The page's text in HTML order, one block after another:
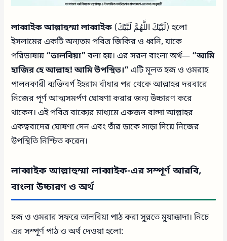
লাব্বাইক আল্লাহুম্মা লাব্বাইক (لَبَّيْكَ اللَّهُمَّ لَبَّيْكَ) হলো
ইসলামের একটি অন্যতম পবিত্র জিকির ও ধ্বনি, যাকে
পরিভাষায়“তালবিয়া”বলা হয়। এর সরল বাংলা অর্থ— “আমি
হাজির হে আল্লাহ! আমি উপস্থিত।” এটি মূলত হজ ও ওমরাহ
পালনকারী ব্যক্তিবর্গ ইহরাম বাঁধার পর থেকে আল্লাহর দরবারে
নিজের পূর্ণ আত্মসমর্পণ ঘোষণা করার জন্য উচ্চারণ করে
থাকেন। এই পবিত্র বাক্যের মাধ্যমে একজন বান্দা আল্লাহর
একত্ববাদের ঘোষণা দেন এবং তাঁর ডাকে সাড়া দিয়ে নিজের
উপস্থিতি নিশ্চিত করেন।
লাব্বাইক আল্লাহুম্মা লাব্বাইক-এর সম্পূর্ণ আরবি,
বাংলা উচ্চারণ ও অর্থ
হজ ও ওমরার সফরে তালবিয়া পাঠ করা সুন্নতে মুয়াক্কাদা। নিচে
এর সম্পূর্ণ পাঠ ও অর্থ দেওয়া হলো: